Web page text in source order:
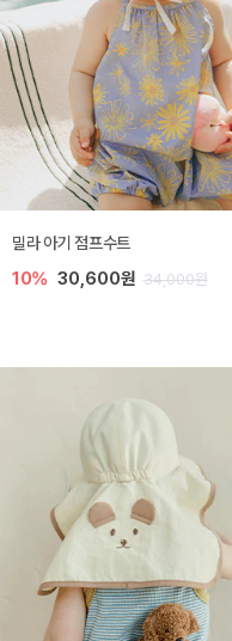
밀라 아기 점프수트
10% 30,600원 34,000원